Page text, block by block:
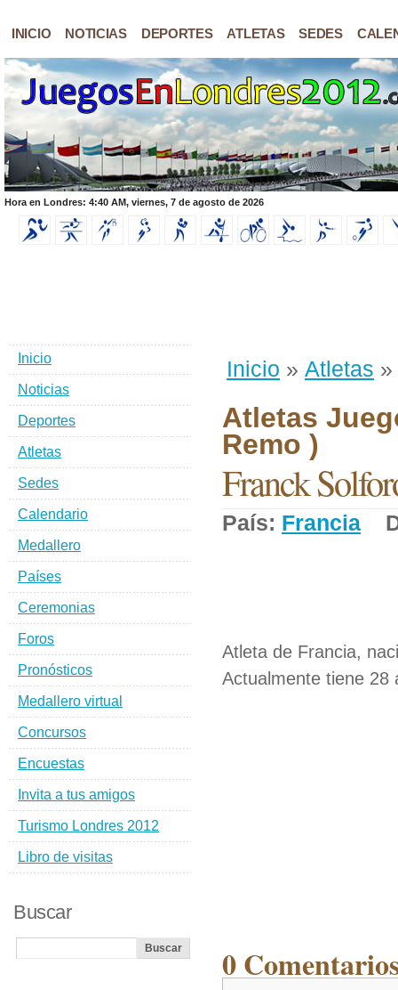
INICIO NOTICIAS DEPORTES ATLETAS SEDES
Hora en Londres: 4:40 AM, viernes, 7 de agosto de 2026
Inicio » Atletas »
Atletas
Remo )
Franck
País: Francia
Atleta de Francia,
Actualmente tiene 28
0
Inicio
Noticias
Deportes
Atletas
Sedes
Calendario
Medallero
Países
Ceremonias
Foros
Pronósticos
Medallero virtual
Concursos
Encuestas
Invita a tus amigos
Turismo Londres 2012
Libro de visitas
Buscar